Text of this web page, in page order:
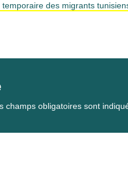
des migrants
champs obligatoires sont